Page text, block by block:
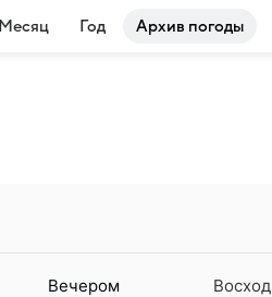
Месяц Год Архив погоды
Вечером Восход